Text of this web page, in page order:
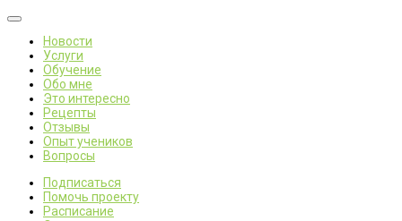
Новости
Услуги
Обучение
Обо мне
Это интересно
Рецепты
Отзывы
Опыт учеников
Вопросы
Подписаться
Помочь проекту
Расписание